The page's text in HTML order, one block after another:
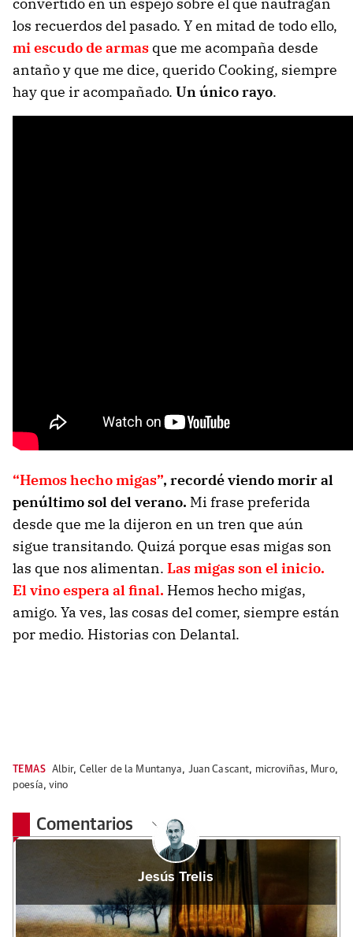
los recuerdos del pasado. Y en mitad de todo ello,
mi escudo de armas que me acompaña desde
antaño y que me dice, querido Cooking, siempre
hay que ir acompañado. Un único rayo.
“Hemos hecho migas”, recordé viendo morir al
penúltimo sol del verano. Mi frase preferida
desde que me la dijeron en un tren que aún
sigue transitando. Quizá porque esas migas son
las que nos alimentan. Las migas son el inicio.
El vino espera al final. Hemos hecho migas,
amigo. Ya ves, las cosas del comer, siempre están
por medio. Historias con Delantal.
TEMAS Albir, Celler de la Muntanya, Juan Cascant, microviñas, Muro,
poesía,vino
Comentarios
Jesús Trelis